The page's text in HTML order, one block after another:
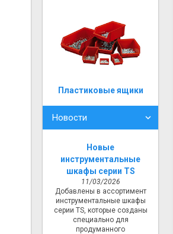
Пластиковые ящики
Новости
Новые
инструментальные
шкафы серии TS
11/03/2026
Добавлены в ассортимент
инструментальные шкафы
серии TS, которые созданы
специально для
продуманного